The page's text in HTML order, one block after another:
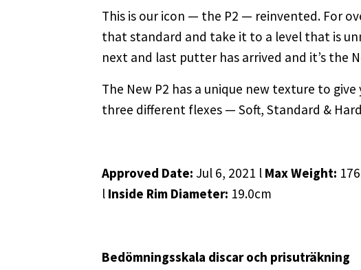
This is our icon — the P2 — reinvented. For
that standard and take it to a level that is
next and last putter has arrived and it’s the
The New P2 has a unique new texture to
three different flexes — Soft, Standard &
Approved Date: Jul 6, 2021 l Max Weight:
l Inside Rim Diameter: 19.0cm
Bedömningsskala discar och prisuträkning